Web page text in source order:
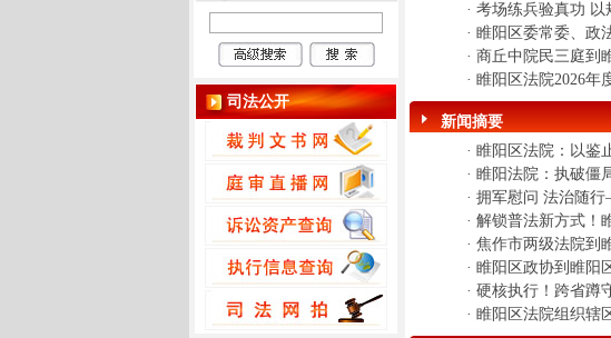
司法公开
· 考场练兵验真功
· 睢阳区委常委、政
· 商丘中院民三庭到
· 睢阳区法院2026年
新闻摘要
· 睢阳区法院：以鉴
· 睢阳法院：执破僵
· 拥军慰问 法治随
· 解锁普法新方式！
· 焦作市两级法院到
· 睢阳区政协到睢阳
· 硬核执行！跨省蹲
· 睢阳区法院组织辖